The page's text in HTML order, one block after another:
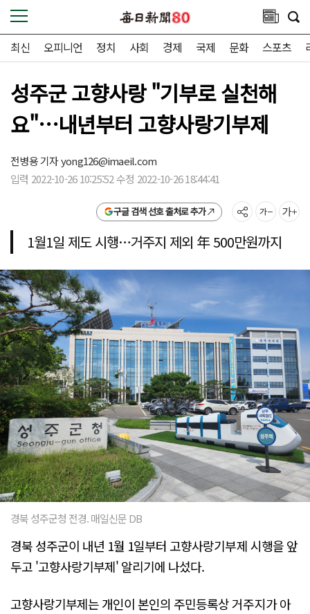
최신 오피니언 정치 사회 경제 국제 문화 스포츠
성주군 고향사랑 "기부로 실천해
요"…내년부터 고향사랑기부제
전병용 기자yong126@imaeil.com
입력 2022-10-26 10:25:52 수정 2022-10-26 18:44:41
구글 검색 선호 출처로 추가
1월1일 제도 시행…거주지 제외 年 500만원까지
경북 성주군청 전경. 매일신문 DB
경북 성주군이 내년 1월 1일부터 고향사랑기부제 시행을 앞
두고 '고향사랑기부제' 알리기에 나섰다.
고향사랑기부제는 개인이 본인의 주민등록상 거주지가 아